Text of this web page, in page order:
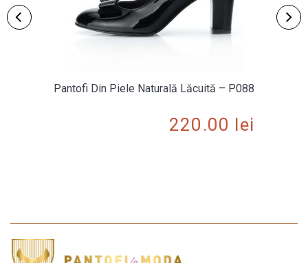
Pantofi Din Piele Naturală Lăcuită – P088
220.00 lei